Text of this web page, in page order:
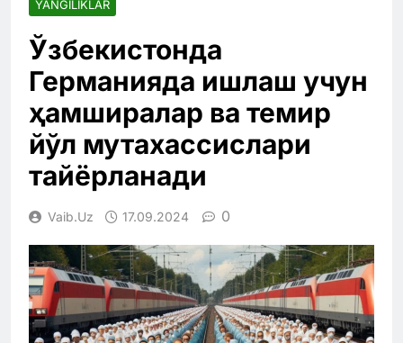
YANGILIKLAR
Ўзбекистонда
Германияда ишлаш учун
ҳамширалар ва темир
йўл мутахассислари
тайёрланади
Vaib.uz 17.09.2024 0